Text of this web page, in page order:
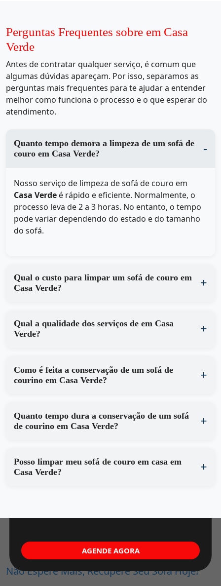
Perguntas Frequentes sobre em Casa
Verde
Antes de contratar qualquer serviço, é comum que
algumas dúvidas apareçam. Por isso, separamos as
perguntas mais frequentes para te ajudar a entender
melhor como funciona o processo e o que esperar do
atendimento.
Quanto tempo demora a limpeza de um sofá de
couro em Casa Verde?
Nosso serviço de limpeza de sofá de couro em
Casa Verde é rápido e eficiente. Normalmente, o
processo leva de 2 a 3 horas. No entanto, o tempo
pode variar dependendo do estado e do tamanho
do sofá.
Qual o custo para limpar um sofá de couro em
Casa Verde?
Qual a qualidade dos serviços de em Casa
Verde?
Como é feita a conservação de um sofá de
courino em Casa Verde?
Quanto tempo dura a conservação de um sofá
de courino em Casa Verde?
Posso limpar meu sofá de couro em casa em
Casa Verde?
Não Espere Mais, Recupere Seu Sofá Hoje!
AGENDE AGORA